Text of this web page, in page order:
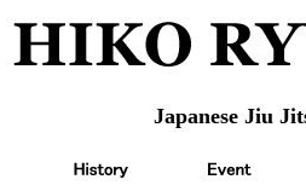
Japanese Jiu